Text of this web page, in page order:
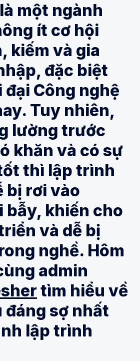
một ngành
ít cơ hội
kiếm và gia
đặc biệt
Công nghệ
Tuy nhiên,
lường trước
khăn và có sự
thì lập trình
bị rơi vào
bẫy, khiến cho
và dễ bị
nghề. Hôm
admin
tìm hiểu về
đáng sợ nhất
lập trình